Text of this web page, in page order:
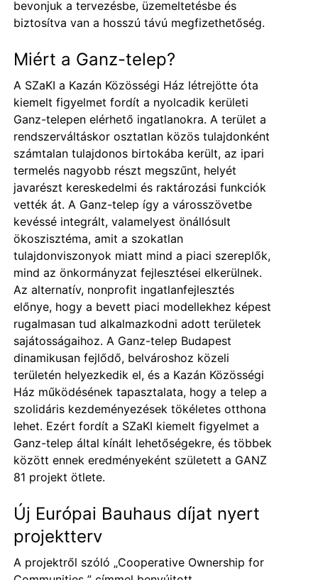
bevonjuk a tervezésbe, üzemeltetésbe és
biztosítva van a hosszú távú megfizethetőség.
Miért a Ganz-telep?
A SZaKI a Kazán Közösségi Ház létrejötte óta
kiemelt figyelmet fordít a nyolcadik kerületi
Ganz-telepen elérhető ingatlanokra. A terület a
rendszerváltáskor osztatlan közös tulajdonként
számtalan tulajdonos birtokába került, az ipari
termelés nagyobb részt megszűnt, helyét
javarészt kereskedelmi és raktározási funkciók
vették át. A Ganz-telep így a városszövetbe
kevéssé integrált, valamelyest önállósult
ökoszisztéma, amit a szokatlan
tulajdonviszonyok miatt mind a piaci szereplők,
mind az önkormányzat fejlesztései elkerülnek.
Az alternatív, nonprofit ingatlanfejlesztés
előnye, hogy a bevett piaci modellekhez képest
rugalmasan tud alkalmazkodni adott területek
sajátosságaihoz. A Ganz-telep Budapest
dinamikusan fejlődő, belvároshoz közeli
területén helyezkedik el, és a Kazán Közösségi
Ház működésének tapasztalata, hogy a telep a
szolidáris kezdeményezések tökéletes otthona
lehet. Ezért fordít a SZaKI kiemelt figyelmet a
Ganz-telep által kínált lehetőségekre, és többek
között ennek eredményeként született a GANZ
81 projekt ötlete.
Új Európai Bauhaus díjat nyert
projektterv
A projektről szóló „Cooperative Ownership for